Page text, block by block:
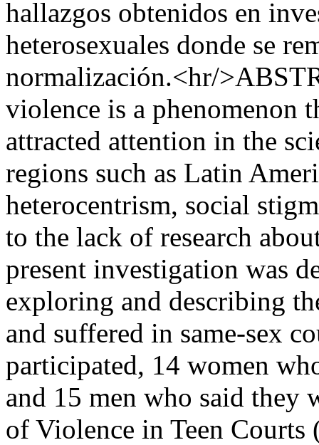
hallazgos obtenidos en
heterosexuales donde se
normalización.<hr/
violence is a phenomenon
attracted attention in the
regions such as Latin
heterocentrism, social
to the lack of research
present investigation was
exploring and describing
and suffered in same-sex
participated, 14 women
and 15 men who said they
of Violence in Teen